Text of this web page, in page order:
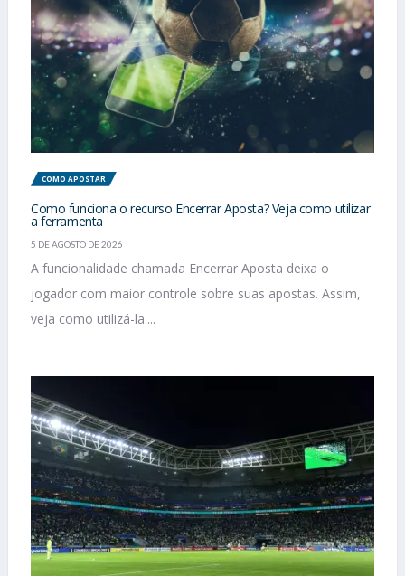
COMO APOSTAR
Como funciona o recurso Encerrar Aposta? Veja como utilizar
a ferramenta
5 DE AGOSTO DE 2026
A funcionalidade chamada Encerrar Aposta deixa o
jogador com maior controle sobre suas apostas. Assim,
veja como utilizá-la....